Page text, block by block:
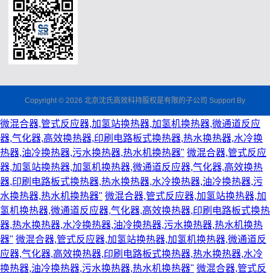
Copyright © 2026 北京沈氏高效科持股权是有限的子公司 Support By
微混合器,管式反应器,加氢站换热器,加氢机换热器,微通道反应
器,气化器,高效换热器,印刷电路板式换热器,热水换热器,水冷换
热器,油冷换热器,污水换热器,热水机换热器" 微混合器,管式反应
器,加氢站换热器,加氢机换热器,微通道反应器,气化器,高效换热
器,印刷电路板式换热器,热水换热器,水冷换热器,油冷换热器,污
水换热器,热水机换热器" 微混合器,管式反应器,加氢站换热器,加
氢机换热器,微通道反应器,气化器,高效换热器,印刷电路板式换热
器,热水换热器,水冷换热器,油冷换热器,污水换热器,热水机换热
器" 微混合器,管式反应器,加氢站换热器,加氢机换热器,微通道反
应器,气化器,高效换热器,印刷电路板式换热器,热水换热器,水冷
换热器,油冷换热器,污水换热器,热水机换热器" 微混合器,管式反